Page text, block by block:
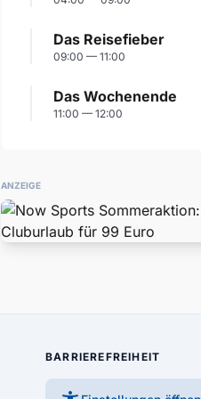
Das Reisefieber
09:00 — 11:00
Das Wochenende
11:00 — 12:00
ANZEIGE
BARRIEREFREIHEIT